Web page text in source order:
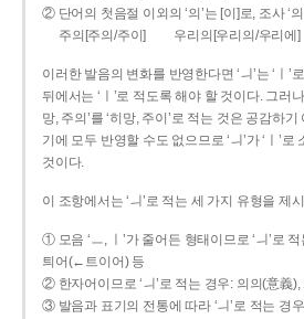
② 단어의 첫음절 이외의 ‘의’는 [이]로, 조사 ‘
주의[주의/주이]
우리의[우리의/우리에]
이러한 발음의 변화를 반영한다면 ‘ㅢ’는 ‘ㅣ’
뒤에서는 ‘ㅣ’로 적도록 해야 할 것이다. 그러
망, 주의’를 ‘히망, 주이’로 적는 것은 공감하
기에 모두 반영할 수도 없으므로 ‘ㅢ’가 ‘ㅣ’로
것이다.
이 조항에서는 ‘ㅢ’로 적는 세 가지 유형을 제
① 모음 ‘ㅡ, ㅣ’가 줄어든 형태이므로 ‘ㅢ’로
틔어(←트이어) 등
② 한자어이므로 ‘ㅢ’로 적는 경우: 의의(意義
③ 발음과 표기의 전통에 따라 ‘ㅢ’로 적는 경